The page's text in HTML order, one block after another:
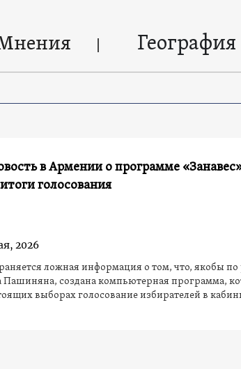
География
в Армении о программе
голосования
2026
ложная информация о том, что, якобы
создана компьютерная программа,
выборах голосование избирателей в